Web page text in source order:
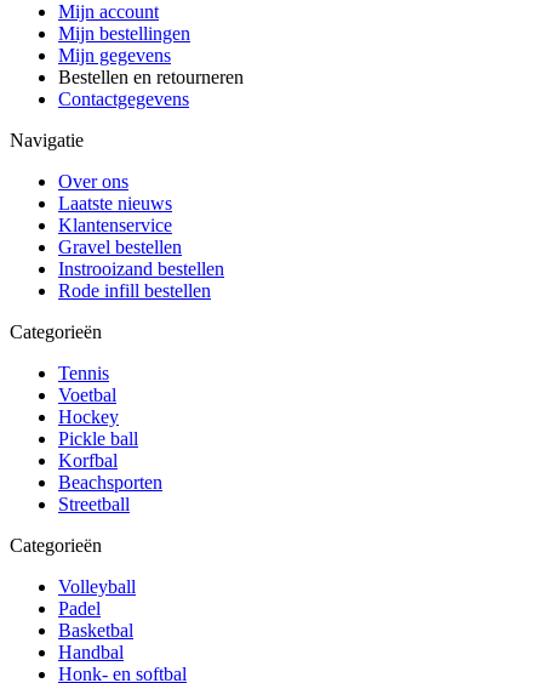
Mijn account
Mijn bestellingen
Mijn gegevens
Bestellen en retourneren
Contactgegevens
Navigatie
Over ons
Laatste nieuws
Klantenservice
Gravel bestellen
Instrooizand bestellen
Rode infill bestellen
Categorieën
Tennis
Voetbal
Hockey
Pickle ball
Korfbal
Beachsporten
Streetball
Categorieën
Volleyball
Padel
Basketbal
Handbal
Honk- en softbal